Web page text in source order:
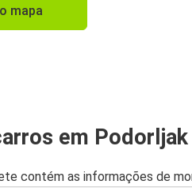
mapa
em Podorljak
contém as informações de